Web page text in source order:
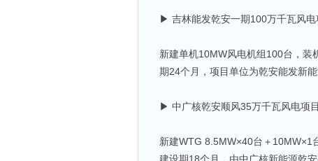
▶ 吉林能发乾安一期100万千瓦风电
新建单机10MW风电机组100台，
期24个月，项目单位为乾安能发新能
▶ 中广核乾安顺风35万千瓦风电项目
新建WTG 8.5MW×40台＋10MW×1